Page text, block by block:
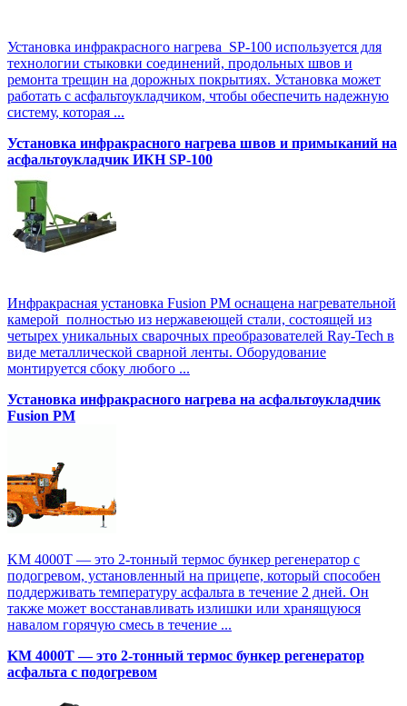
Установка инфракрасного нагрева SP-100 используется для
технологии стыковки соединений, продольных швов и
ремонта трещин на дорожных покрытиях. Установка может
работать с асфальтоукладчиком, чтобы обеспечить надежную
систему, которая ...
Установка инфракрасного нагрева швов и примыканий на
асфальтоукладчик ИКН SP-100
Инфракрасная установка Fusion PM оснащена нагревательной
камерой полностью из нержавеющей стали, состоящей из
четырех уникальных сварочных преобразователей Ray-Tech в
виде металлической сварной ленты. Оборудование
монтируется сбоку любого ...
Установка инфракрасного нагрева на асфальтоукладчик
Fusion PM
KM 4000T — это 2-тонный термос бункер регенератор с
подогревом, установленный на прицепе, который способен
поддерживать температуру асфальта в течение 2 дней. Он
также может восстанавливать излишки или хранящуюся
навалом горячую смесь в течение ...
KM 4000T — это 2-тонный термос бункер регенератор
асфальта с подогревом